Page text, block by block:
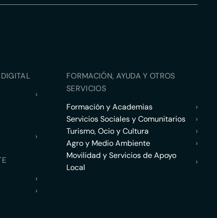
›
›
›
›
FORMACIÓN, AYUDA Y OTROS
SERVICIOS
Formación y Academias
›
Servicios Sociales y Comunitarios
›
Turismo, Ocio y Cultura
›
Agro y Medio Ambiente
›
Movilidad y Servicios de Apoyo
Local
›